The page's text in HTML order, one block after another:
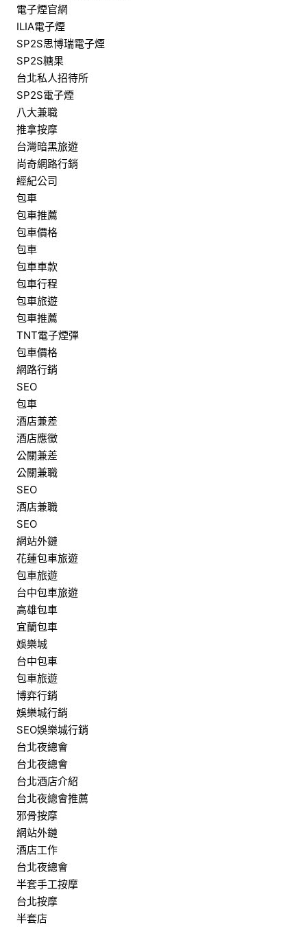
電子煙官網
ILIA電子煙
SP2S思博瑞電子煙
SP2S糖果
台北私人招待所
SP2S電子煙
八大兼職
推拿按摩
台灣暗黑旅遊
尚奇網路行銷
經紀公司
包車
包車推薦
包車價格
包車
包車車款
包車行程
包車旅遊
包車推薦
TNT電子煙彈
包車價格
網路行銷
SEO
包車
酒店兼差
酒店應徵
公關兼差
公關兼職
SEO
酒店兼職
SEO
網站外鏈
花蓮包車旅遊
包車旅遊
台中包車旅遊
高雄包車
宜蘭包車
娛樂城
台中包車
包車旅遊
博弈行銷
娛樂城行銷
SEO娛樂城行銷
台北夜總會
台北夜總會
台北酒店介紹
台北夜總會推薦
邪骨按摩
網站外鏈
酒店工作
台北夜總會
半套手工按摩
台北按摩
半套店